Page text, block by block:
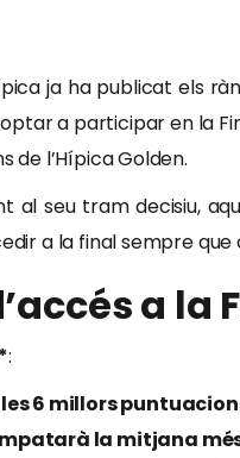
ja ha publicat els
a participar en la
de l’Hípica Golden.
al seu tram decisiu,
a la final sempre
a la
:
les 6 millors
la mitjana